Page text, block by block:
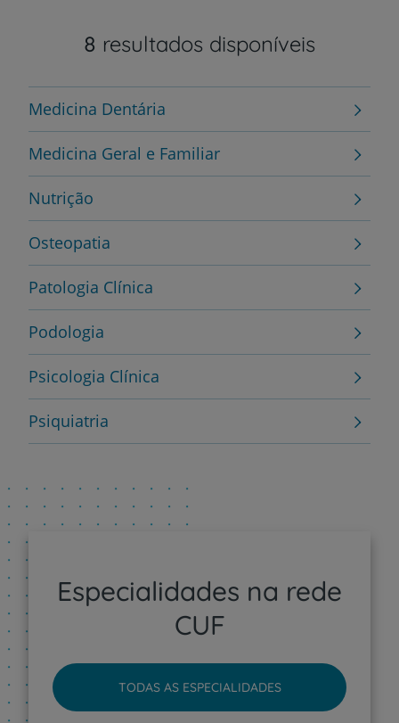
8 resultados disponíveis
Medicina Dentária
Medicina Geral e Familiar
Nutrição
Osteopatia
Patologia Clínica
Podologia
Psicologia Clínica
Psiquiatria
Especialidades na rede
CUF
TODAS AS ESPECIALIDADES